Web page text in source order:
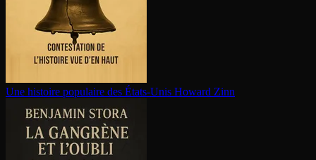
Une histoire populaire des États-Unis Howard Zinn